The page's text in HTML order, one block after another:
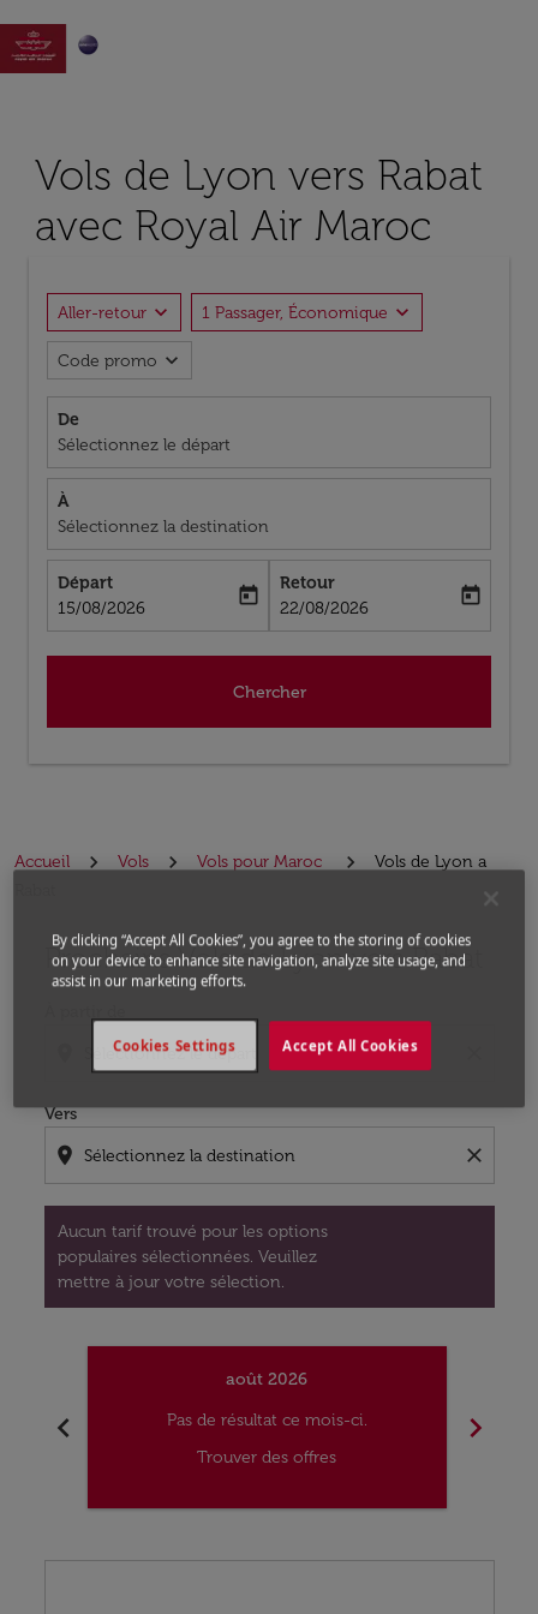

Vols de Lyon vers Rabat
avec Royal Air Maroc
Aller-retour expand_more 1 Passager, Économique expand_more
Code promo expand_more
De
Sélectionnez le départ
À
Sélectionnez la destination
Départ
fc-booking-departure-date-aria-label
15/08/2026
today
Retour
fc-booking-return-date-aria-label
22/08/2026
today
Chercher
Accueil Vols Vols pour Maroc
Vols de Lyon a
Prochains Vols de Lyon vers Rabat
Vers
location_on close
Aucun tarif trouvé pour les options
populaires sélectionnées. Veuillez
mettre à jour votre sélection.
Aucun tarif trouvé pour les options populaires
chevron_left
août 2026
Pas de résultat ce mois-ci.
Trouver des offres
chevron_right
By clicking “Accept All Cookies”, you agree to the storing of cookies
on your device to enhance site navigation, analyze site usage, and
assist in our marketing efforts.
Accept All Cookies
Cookies Settings